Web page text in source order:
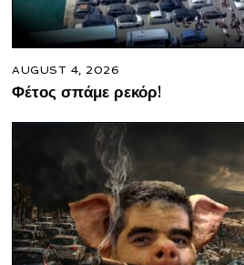
AUGUST 4, 2026
Φέτος σπάμε ρεκόρ!